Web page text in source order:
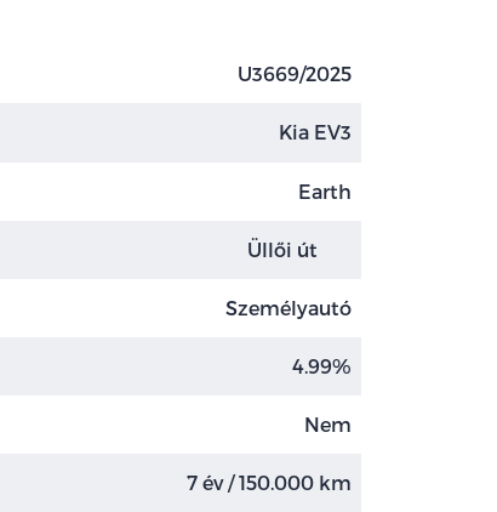
U3669/2025
Kia EV3
Earth
Üllői út
Személyautó
4.99%
Nem
7 év / 150.000 km